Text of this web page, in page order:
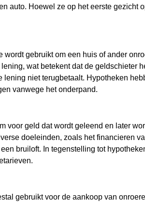
auto. Hoewel ze op het eerste gezicht
wordt gebruikt om een huis of ander
wat betekent dat de geldschieter
lening niet terugbetaalt. Hypotheken
vanwege het onderpand.
voor geld dat wordt geleend en later
doeleinden, zoals het financieren
bruiloft. In tegenstelling tot
gebruikt voor de aankoop van